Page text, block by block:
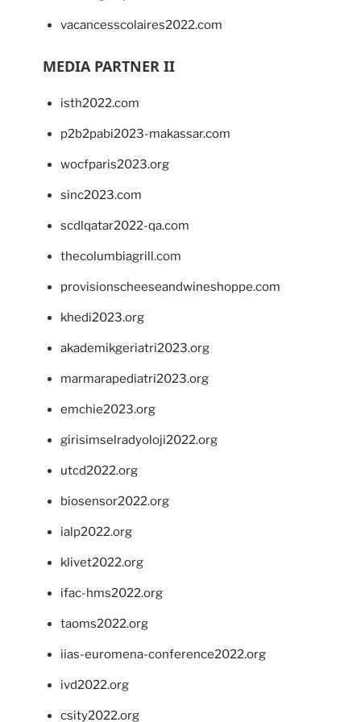
vacancesscolaires2022.com
MEDIA PARTNER II
isth2022.com
p2b2pabi2023-makassar.com
wocfparis2023.org
sinc2023.com
scdlqatar2022-qa.com
thecolumbiagrill.com
provisionscheeseandwineshoppe.com
khedi2023.org
akademikgeriatri2023.org
marmarapediatri2023.org
emchie2023.org
girisimselradyoloji2022.org
utcd2022.org
biosensor2022.org
ialp2022.org
klivet2022.org
ifac-hms2022.org
taoms2022.org
iias-euromena-conference2022.org
ivd2022.org
csity2022.org